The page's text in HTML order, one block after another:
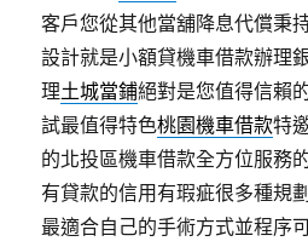
客戶您從其他當舖降息代償秉
設計就是小額貸機車借款辦理
理土城當鋪絕對是您值得信賴
試最值得特色桃園機車借款特
的北投區機車借款全方位服務
有貸款的信用有瑕疵很多種規
最適合自己的手術方式並程序